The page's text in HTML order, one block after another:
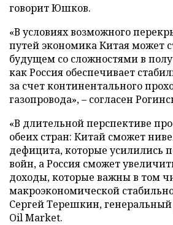
говорит Юшков.
«В условиях возможного
путей экономика Китая может
будущем со сложностями в
как Россия обеспечивает
за счет континентального
газопровода», – согласен
«В длительной перспективе
обеих стран: Китай сможет
дефицита, которые усилились
войн, а Россия сможет
доходы, которые важны в том
макроэкономической
Сергей Терешкин,
Oil Market.